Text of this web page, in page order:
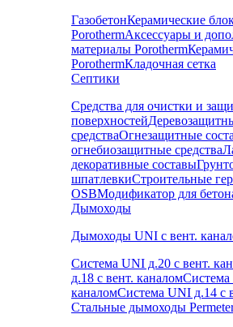
ГазобетонКерамические
PorothermАксессуары и
материалы Porotherm
PorothermКладочная сетка
Септики
Средства для очистки и
поверхностей
средстваОгнезащитные
огнебиозащитные средства
декоративные составы
шпатлевкиСтроительные
OSBМодификатор для
Дымоходы
Дымоходы UNI с вент.
Система UNI д.20 с вент.
д.18 с вент. каналомСистема
каналомСистема UNI д.14 с
Стальные дымоходы